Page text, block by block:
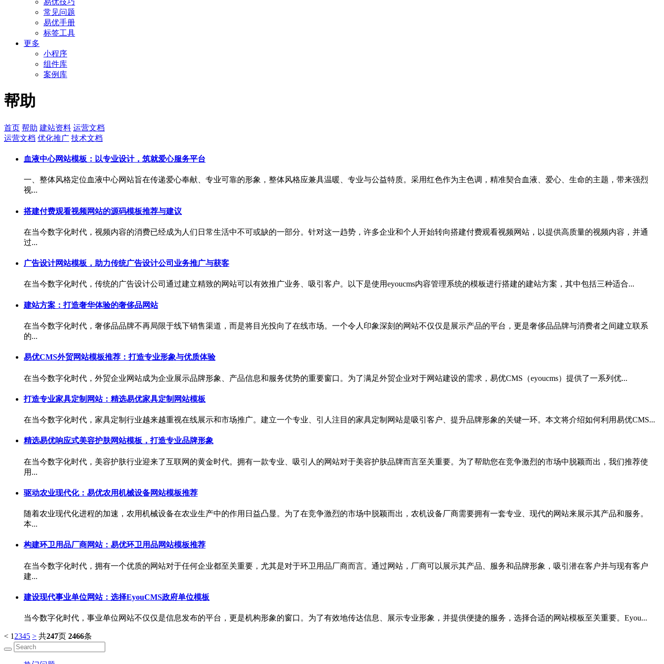
易优技巧
常见问题
易优手册
标签工具
更多
小程序
组件库
案例库
帮助
首页 帮助 建站资料 运营文档
运营文档 优化推广 技术文档
血液中心网站模板：以专业设计，筑就爱心服务平台
一、整体风格定位血液中心网站旨在传递爱心奉献、专业可靠的形象，整体风格应兼具温暖、专业与公益特质。采用红色作为主色调，精准契合血液、爱心、生命的主题，带来强烈
视...
搭建付费观看视频网站的源码模板推荐与建议
在当今数字化时代，视频内容的消费已经成为人们日常生活中不可或缺的一部分。针对这一趋势，许多企业和个人开始转向搭建付费观看视频网站，以提供高质量的视频内容，并通
过...
广告设计网站模板，助力传统广告设计公司业务推广与获客
在当今数字化时代，传统的广告设计公司通过建立精致的网站可以有效推广业务、吸引客户。以下是使用eyoucms内容管理系统的模板进行搭建的建站方案，其中包括三种适合...
建站方案：打造奢华体验的奢侈品网站
在当今数字化时代，奢侈品品牌不再局限于线下销售渠道，而是将目光投向了在线市场。一个令人印象深刻的网站不仅仅是展示产品的平台，更是奢侈品品牌与消费者之间建立联系
的...
易优CMS外贸网站模板推荐：打造专业形象与优质体验
在当今数字化时代，外贸企业网站成为企业展示品牌形象、产品信息和服务优势的重要窗口。为了满足外贸企业对于网站建设的需求，易优CMS（eyoucms）提供了一系列优...
打造专业家具定制网站：精选易优家具定制网站模板
在当今数字化时代，家具定制行业越来越重视在线展示和市场推广。建立一个专业、引人注目的家具定制网站是吸引客户、提升品牌形象的关键一环。本文将介绍如何利用易优CMS...
精选易优响应式美容护肤网站模板，打造专业品牌形象
在当今数字化时代，美容护肤行业迎来了互联网的黄金时代。拥有一款专业、吸引人的网站对于美容护肤品牌而言至关重要。为了帮助您在竞争激烈的市场中脱颖而出，我们推荐使
用...
驱动农业现代化：易优农用机械设备网站模板推荐
随着农业现代化进程的加速，农用机械设备在农业生产中的作用日益凸显。为了在竞争激烈的市场中脱颖而出，农机设备厂商需要拥有一套专业、现代的网站来展示其产品和服务。
本...
构建环卫用品厂商网站：易优环卫用品网站模板推荐
在当今数字化时代，拥有一个优质的网站对于任何企业都至关重要，尤其是对于环卫用品厂商而言。通过网站，厂商可以展示其产品、服务和品牌形象，吸引潜在客户并与现有客户
建...
建设现代事业单位网站：选择EyouCMS政府单位模板
当今数字化时代，事业单位网站不仅仅是信息发布的平台，更是机构形象的窗口。为了有效地传达信息、展示专业形象，并提供便捷的服务，选择合适的网站模板至关重要。Eyou...
< 1 2345 > 共247页 2466条